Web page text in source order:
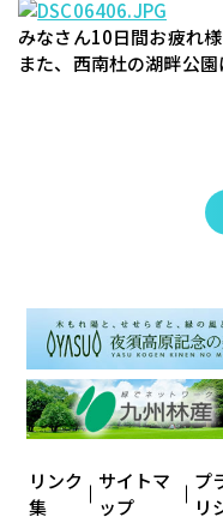
みなさん10日間お疲れ
また、西南杜の湖畔公園
リンク
集
サイトマ
ップ
プ
リ